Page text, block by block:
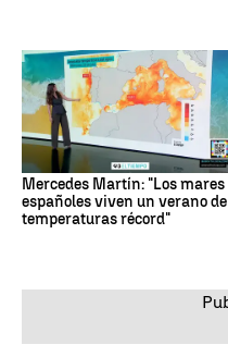
Mercedes Martín: "Los mares
españoles viven un verano de
temperaturas récord"